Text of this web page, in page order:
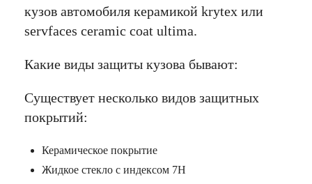
кузов автомобиля керамикой krytex или
servfaces ceramic coat ultima.
Какие виды защиты кузова бывают:
Существует несколько видов защитных
покрытий:
Керамическое покрытие
Жидкое стекло с индексом 7H